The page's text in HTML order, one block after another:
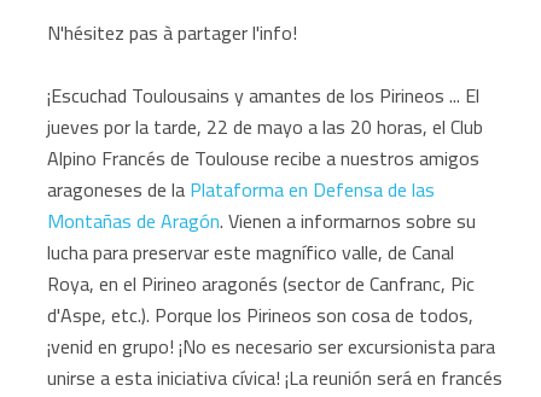
N'hésitez pas à partager l'info!
¡Escuchad Toulousains y amantes de los Pirineos ... El
jueves por la tarde, 22 de mayo a las 20 horas, el Club
Alpino Francés de Toulouse recibe a nuestros amigos
aragoneses de laPlataforma en Defensa de las
Montañas de Aragón. Vienen a informarnos sobre su
lucha para preservar este magnífico valle, de Canal
Roya, en el Pirineo aragonés (sector de Canfranc, Pic
d'Aspe, etc.). Porque los Pirineos son cosa de todos,
¡venid en grupo! ¡No es necesario ser excursionista para
unirse a esta iniciativa cívica! ¡La reunión será en francés